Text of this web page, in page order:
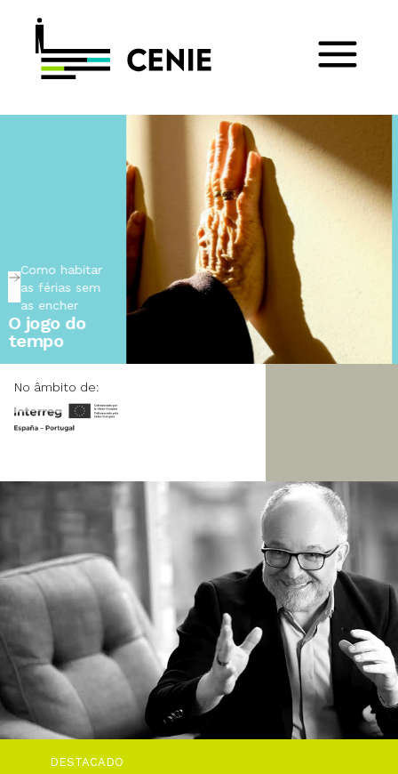
O limite nas
biografias
longevas
No âmbito de:
DESTACADO